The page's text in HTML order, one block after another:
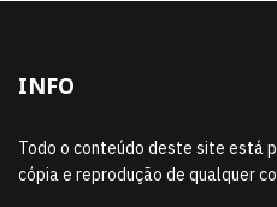
INFO
Todo o conteúdo deste site está
cópia e reprodução de qualquer